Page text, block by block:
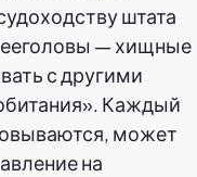
штата
— хищные
с другими
Каждый
может
на